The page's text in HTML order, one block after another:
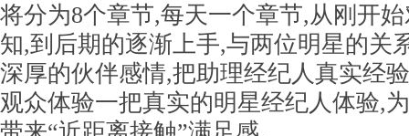
将分为8个章节,每天一个章节,从刚开
知,到后期的逐渐上手,与两位明星的关
深厚的伙伴感情,把助理经纪人真实经
观众体验一把真实的明星经纪人体验,